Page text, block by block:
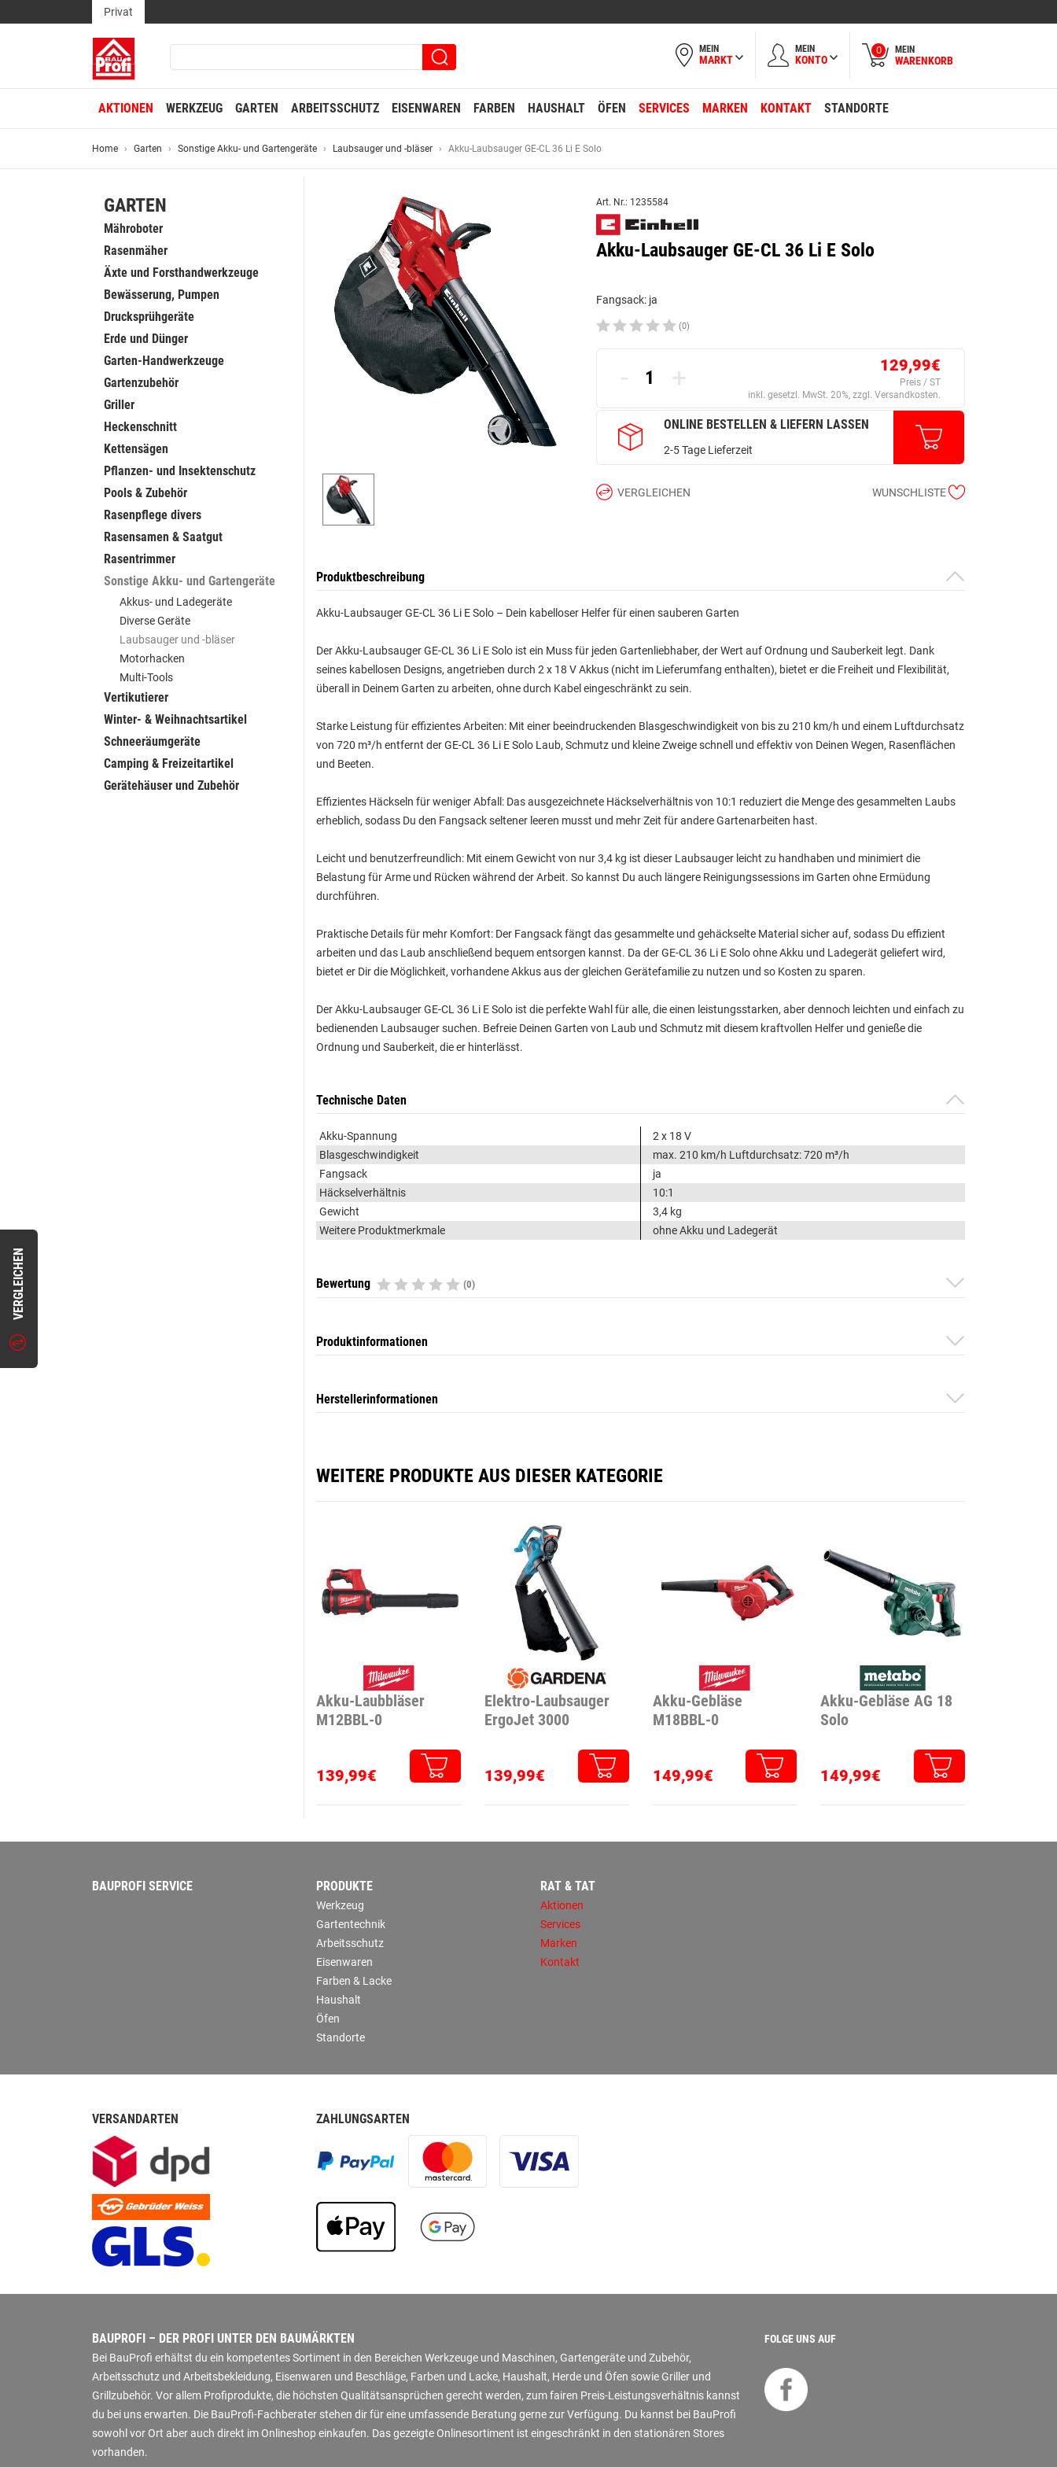
VERGLEICHEN
Privat
MEIN
MARKT
MEIN
KONTO
0 MEIN
WARENKORB
AKTIONEN WERKZEUG GARTEN ARBEITSSCHUTZ EISENWAREN FARBEN HAUSHALT ÖFEN SERVICES MARKEN KONTAKT STANDORTE
Home Garten Sonstige Akku- und Gartengeräte Laubsauger und -bläser Akku-Laubsauger GE-CL 36 Li E Solo
GARTEN
Mähroboter
Rasenmäher
Äxte und Forsthandwerkzeuge
Bewässerung, Pumpen
Drucksprühgeräte
Erde und Dünger
Garten-Handwerkzeuge
Gartenzubehör
Griller
Heckenschnitt
Kettensägen
Pflanzen- und Insektenschutz
Pools & Zubehör
Rasenpflege divers
Rasensamen & Saatgut
Rasentrimmer
Sonstige Akku- und Gartengeräte
Akkus- und Ladegeräte
Diverse Geräte
Laubsauger und -bläser
Motorhacken
Multi-Tools
Vertikutierer
Winter- & Weihnachtsartikel
Schneeräumgeräte
Camping & Freizeitartikel
Gerätehäuser und Zubehör
Art. Nr.: 1235584
Akku-Laubsauger GE-CL 36 Li E Solo
Fangsack: ja
(0)
- + 129,99€
Preis / ST
inkl. gesetzl. MwSt. 20%, zzgl. Versandkosten.
ONLINE BESTELLEN & LIEFERN LASSEN
2-5 Tage Lieferzeit
VERGLEICHEN WUNSCHLISTE
Produktbeschreibung
Akku-Laubsauger GE-CL 36 Li E Solo – Dein kabelloser Helfer für einen sauberen Garten
Der Akku-Laubsauger GE-CL 36 Li E Solo ist ein Muss für jeden Gartenliebhaber, der Wert auf Ordnung und Sauberkeit legt. Dank
seines kabellosen Designs, angetrieben durch 2 x 18 V Akkus (nicht im Lieferumfang enthalten), bietet er die Freiheit und Flexibilität,
überall in Deinem Garten zu arbeiten, ohne durch Kabel eingeschränkt zu sein.
Starke Leistung für effizientes Arbeiten: Mit einer beeindruckenden Blasgeschwindigkeit von bis zu 210 km/h und einem Luftdurchsatz
von 720 m³/h entfernt der GE-CL 36 Li E Solo Laub, Schmutz und kleine Zweige schnell und effektiv von Deinen Wegen, Rasenflächen
und Beeten.
Effizientes Häckseln für weniger Abfall: Das ausgezeichnete Häckselverhältnis von 10:1 reduziert die Menge des gesammelten Laubs
erheblich, sodass Du den Fangsack seltener leeren musst und mehr Zeit für andere Gartenarbeiten hast.
Leicht und benutzerfreundlich: Mit einem Gewicht von nur 3,4 kg ist dieser Laubsauger leicht zu handhaben und minimiert die
Belastung für Arme und Rücken während der Arbeit. So kannst Du auch längere Reinigungssessions im Garten ohne Ermüdung
durchführen.
Praktische Details für mehr Komfort: Der Fangsack fängt das gesammelte und gehäckselte Material sicher auf, sodass Du effizient
arbeiten und das Laub anschließend bequem entsorgen kannst. Da der GE-CL 36 Li E Solo ohne Akku und Ladegerät geliefert wird,
bietet er Dir die Möglichkeit, vorhandene Akkus aus der gleichen Gerätefamilie zu nutzen und so Kosten zu sparen.
Der Akku-Laubsauger GE-CL 36 Li E Solo ist die perfekte Wahl für alle, die einen leistungsstarken, aber dennoch leichten und einfach zu
bedienenden Laubsauger suchen. Befreie Deinen Garten von Laub und Schmutz mit diesem kraftvollen Helfer und genieße die
Ordnung und Sauberkeit, die er hinterlässt.
Technische Daten
Akku-Spannung
2 x 18 V
Blasgeschwindigkeit
max. 210 km/h Luftdurchsatz: 720 m³/h
Fangsack
ja
Häckselverhältnis
10:1
Gewicht
3,4 kg
Weitere Produktmerkmale
ohne Akku und Ladegerät
Bewertung (0)
Produktinformationen
Herstellerinformationen
WEITERE PRODUKTE AUS DIESER KATEGORIE
Akku-Laubbläser
M12BBL-0
139,99€
Elektro-Laubsauger
ErgoJet 3000
139,99€
Akku-Gebläse
M18BBL-0
149,99€
Akku-Gebläse AG 18
Solo
149,99€
BAUPROFI SERVICE PRODUKTE
Werkzeug
Gartentechnik
Arbeitsschutz
Eisenwaren
Farben & Lacke
Haushalt
Öfen
Standorte
RAT & TAT
Aktionen
Services
Marken
Kontakt
VERSANDARTEN ZAHLUNGSARTEN
BAUPROFI – DER PROFI UNTER DEN BAUMÄRKTEN
Bei BauProfi erhältst du ein kompetentes Sortiment in den Bereichen Werkzeuge und Maschinen, Gartengeräte und Zubehör,
Arbeitsschutz und Arbeitsbekleidung, Eisenwaren und Beschläge, Farben und Lacke, Haushalt, Herde und Öfen sowie Griller und
Grillzubehör. Vor allem Profiprodukte, die höchsten Qualitätsansprüchen gerecht werden, zum fairen Preis-Leistungsverhältnis kannst
du bei uns erwarten. Die BauProfi-Fachberater stehen dir für eine umfassende Beratung gerne zur Verfügung. Du kannst bei BauProfi
sowohl vor Ort aber auch direkt im Onlineshop einkaufen. Das gezeigte Onlinesortiment ist eingeschränkt in den stationären Stores
vorhanden.
FOLGE UNS AUF